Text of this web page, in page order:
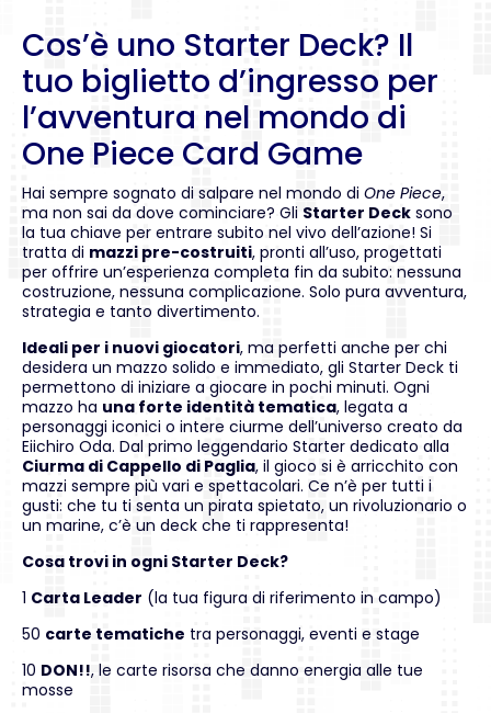
Cos’è uno Starter Deck? Il
tuo biglietto d’ingresso per
l’avventura nel mondo di
One Piece Card Game
Hai sempre sognato di salpare nel mondo di One Piece,
ma non sai da dove cominciare? Gli Starter Deck sono
la tua chiave per entrare subito nel vivo dell’azione! Si
tratta di mazzi pre-costruiti, pronti all’uso, progettati
per offrire un’esperienza completa fin da subito: nessuna
costruzione, nessuna complicazione. Solo pura avventura,
strategia e tanto divertimento.
Ideali per i nuovi giocatori, ma perfetti anche per chi
desidera un mazzo solido e immediato, gli Starter Deck ti
permettono di iniziare a giocare in pochi minuti. Ogni
mazzo ha una forte identità tematica, legata a
personaggi iconici o intere ciurme dell’universo creato da
Eiichiro Oda. Dal primo leggendario Starter dedicato alla
Ciurma di Cappello di Paglia, il gioco si è arricchito con
mazzi sempre più vari e spettacolari. Ce n’è per tutti i
gusti: che tu ti senta un pirata spietato, un rivoluzionario o
un marine, c’è un deck che ti rappresenta!
Cosa trovi in ogni Starter Deck?
1 Carta Leader (la tua figura di riferimento in campo)
50 carte tematiche tra personaggi, eventi e stage
10 DON!!, le carte risorsa che danno energia alle tue
mosse